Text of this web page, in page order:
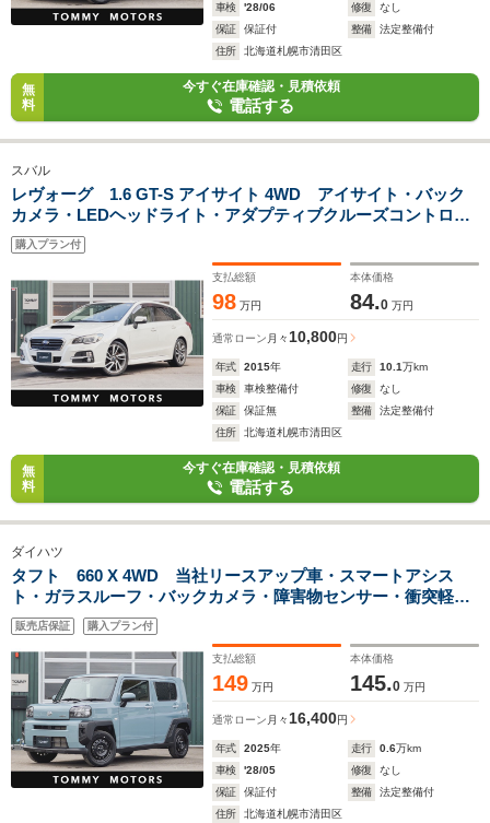
車検
'28/06 修復
なし
保証
保証付 整備
法定整備付
住所
北海道札幌市清田区
無
料
今すぐ在庫確認・見積依頼
電話する
スバル
レヴォーグ 1.6 GT-S アイサイト 4WD アイサイト・バック
カメラ・LEDヘッドライト・アダプティブクルーズコントロー
ル・ドラレコ・電動シート・純正18インチAW・SI-DRIVE・ス
マートキー
購入プラン付
支払総額
98 万円
本体価格
84.0 万円
通常ローン 月々 10,800円
年式 2015年 走行 10.1万km
車検
車検整備付 修復
なし
保証
保証無 整備
法定整備付
住所
北海道札幌市清田区
無
料
今すぐ在庫確認・見積依頼
電話する
ダイハツ
タフト 660 X 4WD 当社リースアップ車・スマートアシス
ト・ガラスルーフ・バックカメラ・障害物センサー・衝突軽減
ブレーキ
販売店保証 購入プラン付
支払総額
149 万円
本体価格
145.0 万円
通常ローン 月々 16,400円
年式 2025年 走行 0.6万km
車検
'28/05 修復
なし
保証
保証付 整備
法定整備付
住所
北海道札幌市清田区